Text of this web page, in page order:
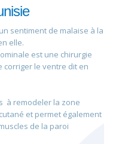
sentiment de malaise à la
elle.
est une chirurgie
le ventre dit en
à remodeler la zone
et permet également
de la paroi